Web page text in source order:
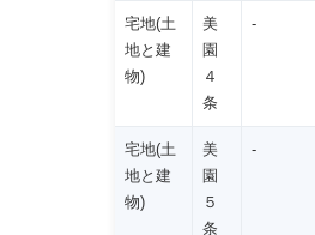
宅地(土
地と建
物)
美
園
４
条
-
宅地(土
地と建
物)
美
園
５
条
-